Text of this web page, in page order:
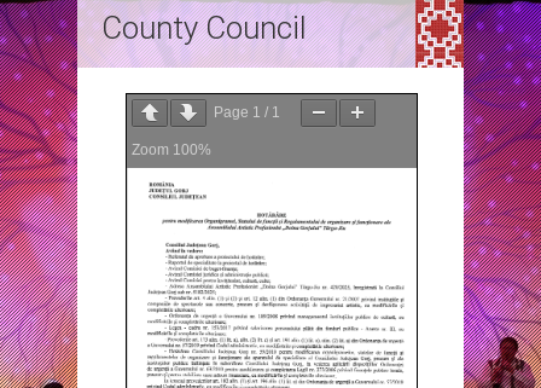
County Council
Page 1 / 1
Zoom 100%